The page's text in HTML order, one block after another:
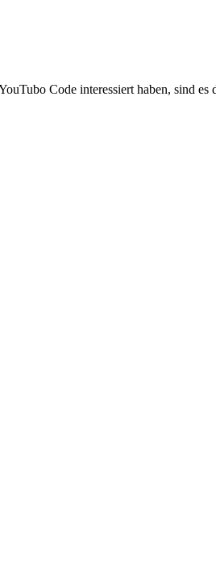
Code interessiert haben, sind es